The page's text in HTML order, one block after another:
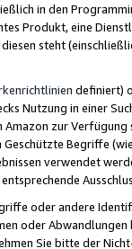
in den
Produkt, eine
steht
definiert)
Nutzung in einer
zur
Geschützte Begriffe
verwendet
oder andere
oder
Sie bitte der